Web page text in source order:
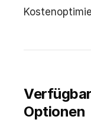
Optionen